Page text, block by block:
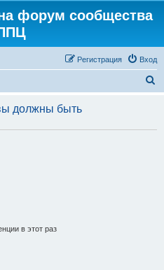
форум сообщества
Вход
Регистрация
с
должны быть
в этот раз